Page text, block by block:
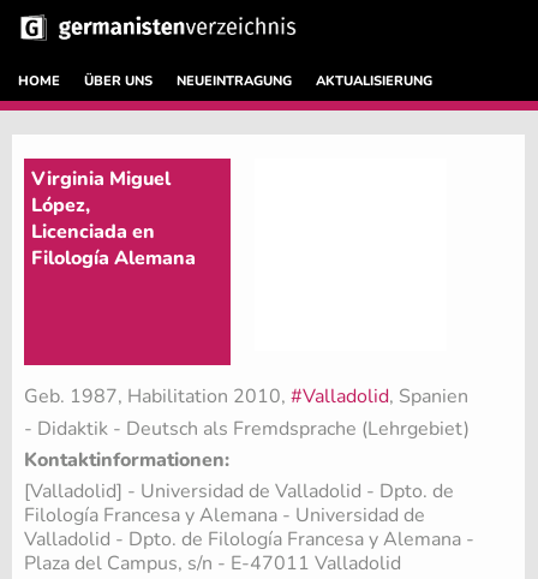
HOME ÜBER UNS NEUEINTRAGUNG AKTUALISIERUNG
Virginia Miguel
López,
Licenciada en
Filología Alemana
Geb. 1987, Habilitation 2010, #Valladolid, Spanien
- Didaktik - Deutsch als Fremdsprache (Lehrgebiet)
Kontaktinformationen:
[Valladolid] - Universidad de Valladolid - Dpto. de
Filología Francesa y Alemana - Universidad de
Valladolid - Dpto. de Filología Francesa y Alemana -
Plaza del Campus, s/n - E-47011 Valladolid